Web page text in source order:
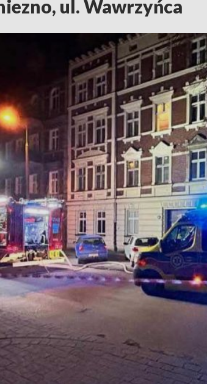
ul. Wawrzyńca